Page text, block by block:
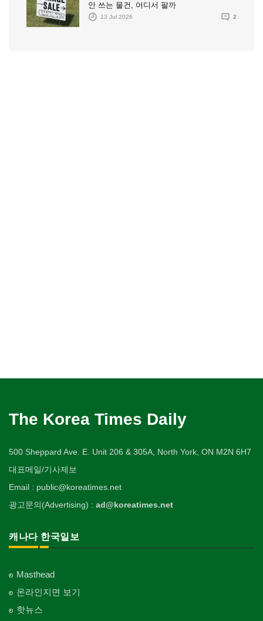
안 쓰는 물건, 어디서 팔까
13 Jul 2026 2
The Korea Times Daily
500 Sheppard Ave. E. Unit 206 & 305A, North York, ON M2N 6H7
대표메일/기사제보
Email : public@koreatimes.net
광고문의(Advertising) : ad@koreatimes.net
캐나다 한국일보
Masthead
온라인지면 보기
핫뉴스